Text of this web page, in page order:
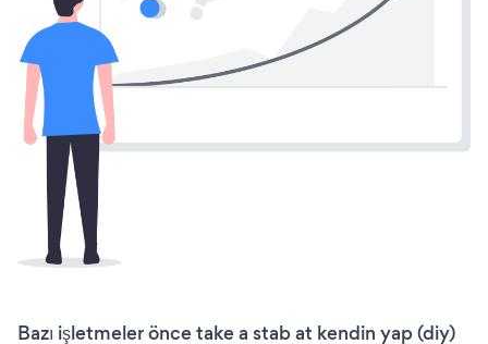
Bazı işletmeler önce take a stab at kendin yap (diy)